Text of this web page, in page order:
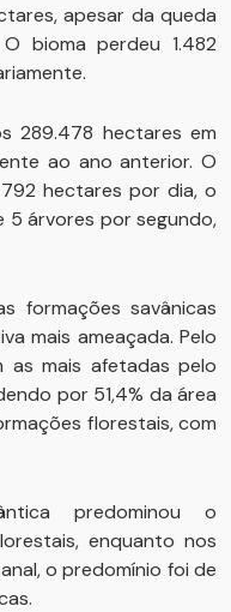
apesar da queda
bioma perdeu 1.482
289.478 hectares em
ao ano anterior. O
hectares por dia, o
5 árvores por segundo,
formações savânicas
mais ameaçada. Pelo
as mais afetadas pelo
por 51,4% da área
florestais, com
predominou o
enquanto nos
o predomínio foi de